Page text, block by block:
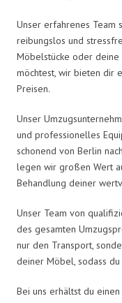
Unser erfahrenes Team
reibungslos und
Möbelstücke oder deine
möchtest, wir bieten dir
Preisen.
Unser
und professionelles
schonend von Berlin
legen wir großen Wert
Behandlung deiner
Unser Team von
des gesamten
nur den Transport,
deiner Möbel, sodass du
Bei uns erhältst du